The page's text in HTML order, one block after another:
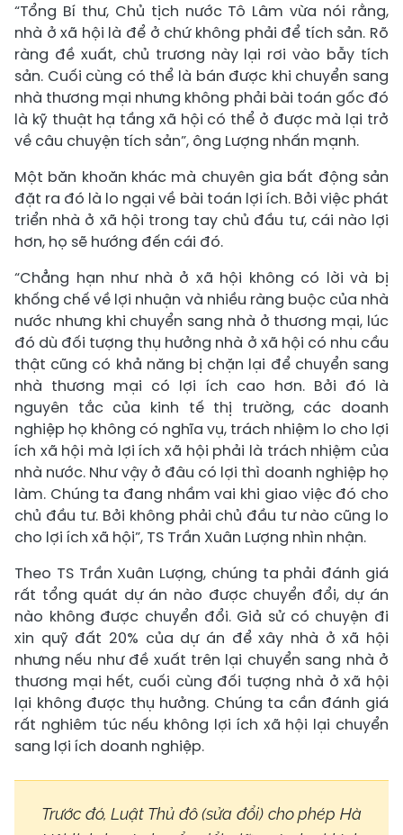
“Tổng Bí thư, Chủ tịch nước Tô Lâm vừa nói rằng,
nhà ở xã hội là để ở chứ không phải để tích sản. Rõ
ràng đề xuất, chủ trương này lại rơi vào bẫy tích
sản. Cuối cùng có thể là bán được khi chuyển sang
nhà thương mại nhưng không phải bài toán gốc đó
là kỹ thuật hạ tầng xã hội có thể ở được mà lại trở
về câu chuyện tích sản”, ông Lượng nhấn mạnh.
Một băn khoăn khác mà chuyên gia bất động sản
đặt ra đó là lo ngại về bài toán lợi ích. Bởi việc phát
triển nhà ở xã hội trong tay chủ đầu tư, cái nào lợi
hơn, họ sẽ hướng đến cái đó.
“Chẳng hạn như nhà ở xã hội không có lời và bị
khống chế về lợi nhuận và nhiều ràng buộc của nhà
nước nhưng khi chuyển sang nhà ở thương mại, lúc
đó dù đối tượng thụ hưởng nhà ở xã hội có nhu cầu
thật cũng có khả năng bị chặn lại để chuyển sang
nhà thương mại có lợi ích cao hơn. Bởi đó là
nguyên tắc của kinh tế thị trường, các doanh
nghiệp họ không có nghĩa vụ, trách nhiệm lo cho lợi
ích xã hội mà lợi ích xã hội phải là trách nhiệm của
nhà nước. Như vậy ở đâu có lợi thì doanh nghiệp họ
làm. Chúng ta đang nhầm vai khi giao việc đó cho
chủ đầu tư. Bởi không phải chủ đầu tư nào cũng lo
cho lợi ích xã hội”, TS Trần Xuân Lượng nhìn nhận.
Theo TS Trần Xuân Lượng, chúng ta phải đánh giá
rất tổng quát dự án nào được chuyển đổi, dự án
nào không được chuyển đổi. Giả sử có chuyện đi
xin quỹ đất 20% của dự án để xây nhà ở xã hội
nhưng nếu như đề xuất trên lại chuyển sang nhà ở
thương mại hết, cuối cùng đối tượng nhà ở xã hội
lại không được thụ hưởng. Chúng ta cần đánh giá
rất nghiêm túc nếu không lợi ích xã hội lại chuyển
sang lợi ích doanh nghiệp.
Trước đó, Luật Thủ đô (sửa đổi) cho phép Hà